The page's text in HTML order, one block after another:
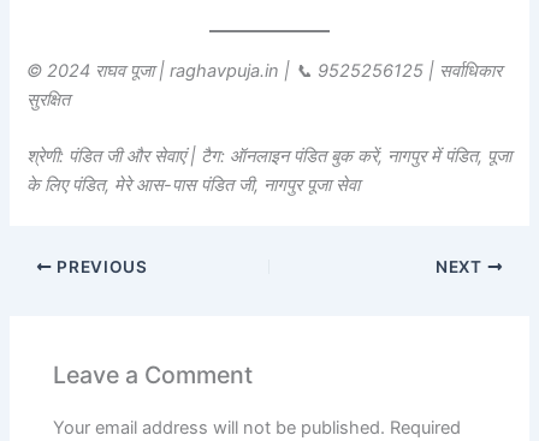
© 2024 राघव पूजा | raghavpuja.in | 📞 9525256125 | सर्वाधिकार
सुरक्षित
श्रेणी: पंडित जी और सेवाएं | टैग: ऑनलाइन पंडित बुक करें, नागपुर में पंडित, पूजा
के लिए पंडित, मेरे आस-पास पंडित जी, नागपुर पूजा सेवा
PREVIOUS NEXT
Leave a Comment
Your email address will not be published. Required